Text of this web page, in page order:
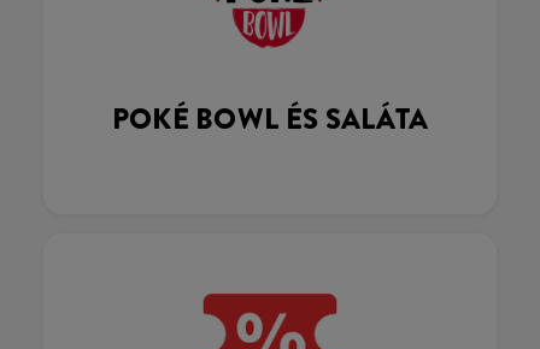
POKÉ BOWL ÉS SALÁTA